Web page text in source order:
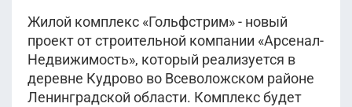
Жилой комплекс «Гольфстрим» - новый
проект от строительной компании «Арсенал-
Недвижимость», который реализуется в
деревне Кудрово во Всеволожском районе
Ленинградской области. Комплекс будет